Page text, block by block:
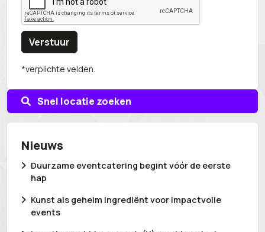
Snel locatie zoeken
Nieuws
Duurzame eventcatering begint vóór de eerste
hap
Kunst als geheim ingrediënt voor impactvolle
events
Verstuur
*verplichte velden.